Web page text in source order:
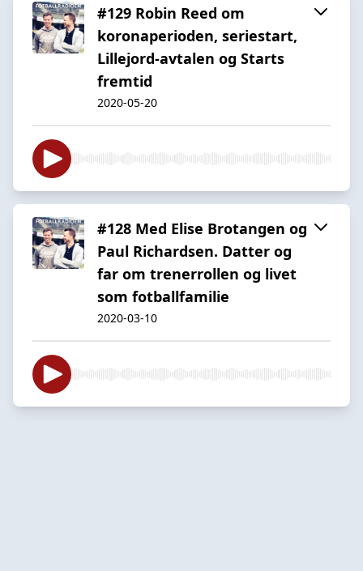
#129 Robin Reed om
koronaperioden, seriestart,
Lillejord-avtalen og Starts
fremtid
2020-05-20
#128 Med Elise Brotangen og
Paul Richardsen. Datter og
far om trenerrollen og livet
som fotballfamilie
2020-03-10